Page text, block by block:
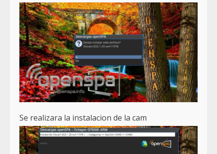
Se realizara la instalacion de la cam